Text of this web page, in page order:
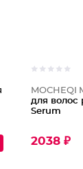
MOCHEQI
для волос
Serum
2038 ₽